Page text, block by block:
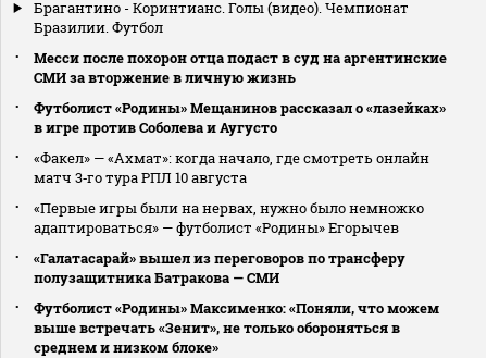
Брагантино - Коринтианс. Голы (видео). Чемпионат
Бразилии. Футбол
Месси после похорон отца подаст в суд на аргентинские
СМИ за вторжение в личную жизнь
Футболист «Родины» Мещанинов рассказал о «лазейках»
в игре против Соболева и Аугусто
«Факел» — «Ахмат»: когда начало, где смотреть онлайн
матч 3‑го тура РПЛ 10 августа
«Первые игры были на нервах, нужно было немножко
адаптироваться» — футболист «Родины» Егорычев
«Галатасарай» вышел из переговоров по трансферу
полузащитника Батракова — СМИ
Футболист «Родины» Максименко: «Поняли, что можем
выше встречать «Зенит», не только обороняться в
среднем и низком блоке»